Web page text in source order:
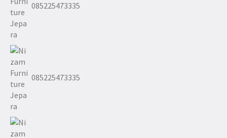
085225473335
085225473335